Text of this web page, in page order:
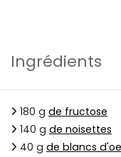
Ingrédients
180 g de fructose
140 g de noisettes
40 g de blancs